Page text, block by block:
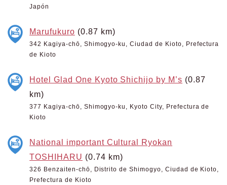
Japón
Marufukuro (0.87 km)
342 Kagiya-chō, Shimogyo-ku, Ciudad de Kioto, Prefectura
de Kioto
Hotel Glad One Kyoto Shichijo by M’s (0.87
km)
377 Kagiya-chō, Shimogyo-ku, Kyoto City, Prefectura de
Kioto
National important Cultural Ryokan
TOSHIHARU (0.74 km)
326 Benzaiten-chō, Distrito de Shimogyo, Ciudad de Kioto,
Prefectura de Kioto